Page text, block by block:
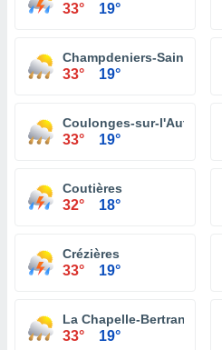
33° 19°
Champdeniers-Saint-Denis
33° 19°
Coulonges-sur-l'Autize
33° 19°
Coutières
32° 18°
Crézières
33° 19°
La Chapelle-Bertrand
33° 19°